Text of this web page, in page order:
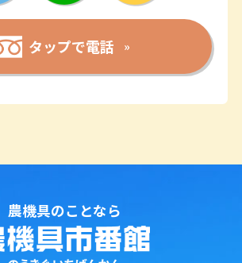
タップで電話
農機具のことなら